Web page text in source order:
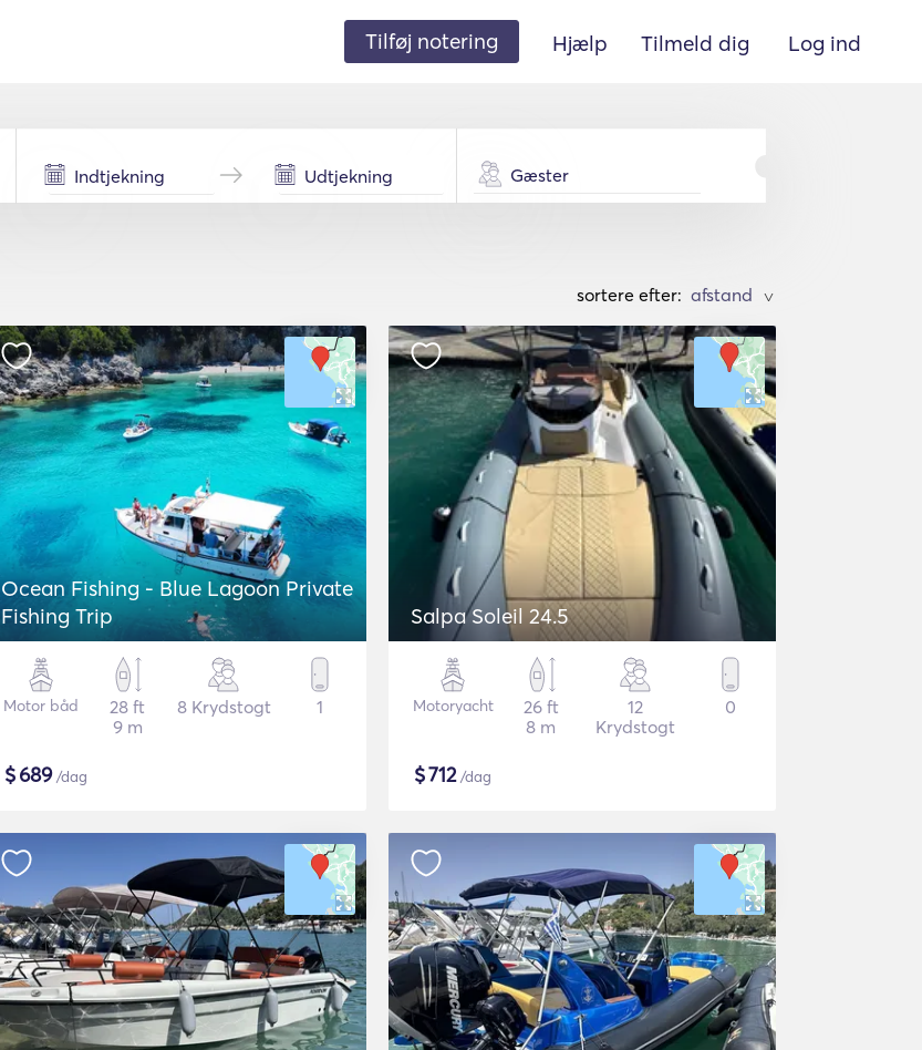
Tilføj notering Hjælp Tilmeld dig Log ind
Gæster
sortere efter: >
Ocean Fishing - Blue Lagoon Private
Fishing Trip
Motor båd
28 ft
9 m
8 Krydstogt 1
$689/dag
Salpa Soleil 24.5
Motoryacht
26 ft
8 m
12
Krydstogt
0
$712/dag